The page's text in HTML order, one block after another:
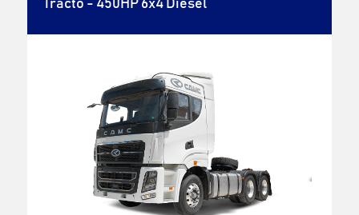
Tracto - 450HP 6x4 Diésel